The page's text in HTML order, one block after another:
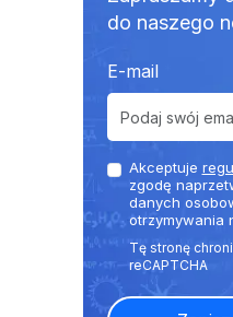
do naszego
E-mail
Akceptuje
zgodę
danych
otrzymywania